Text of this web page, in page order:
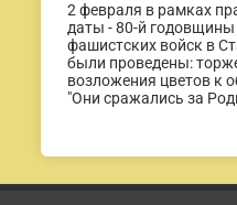
2 февраля в рамках
даты - 80-й
фашистских войск в
были проведены:
возложения цветов к
"Они сражались за